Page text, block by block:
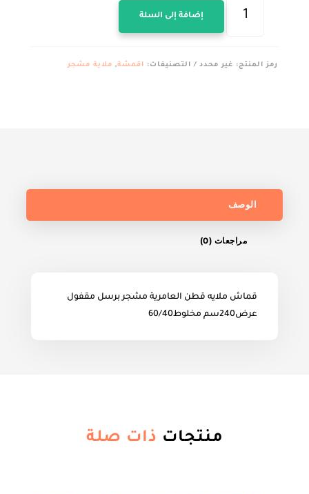
قماش
العامرية
إضافة إلى السلة
رمز المنتج: غير محدد التصنيفات: اقمشة, ملاية مشجر
الوصف
مراجعات (0)
قماش ملايه قطن العامرية مشجر برسل مقفول
عرض240سم مخلوط60/40
منتجات ذات صلة